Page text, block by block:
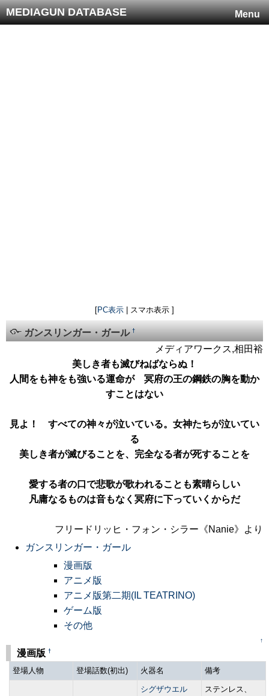
Menu
MEDIAGUN DATABASE
[PC表示 | スマホ表示 ]
ガンスリンガー・ガール†
メディアワークス,相田裕
美しき者も滅びねばならぬ！
人間をも神をも強いる運命が 冥府の王の鋼鉄の胸を動か
すことはない
見よ！ すべての神々が泣いている。女神たちが泣いてい
る
美しき者が滅びることを、完全なる者が死することを
愛する者の口で悲歌が歌われることも素晴らしい
凡庸なるものは音もなく冥府に下っていくからだ
フリードリッヒ・フォン・シラー《Nanie》より
ガンスリンガー・ガール
漫画版
アニメ版
アニメ版第二期(IL TEATRINO)
ゲーム版
その他
↑
漫画版 †
登場人物 登場話数(初出) 火器名 備考
シグザウエル
ステンレス、